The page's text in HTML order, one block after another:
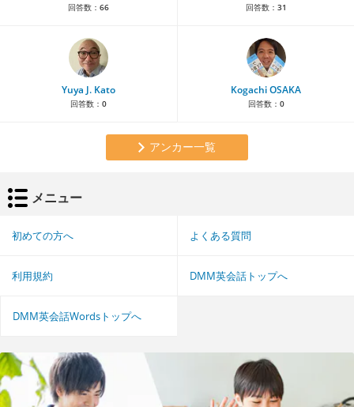
回答数： 66 回答数： 31
Yuya J. Kato
回答数： 0
Kogachi OSAKA
回答数： 0
アンカー一覧
メニュー
初めての方へ よくある質問
利用規約 DMM英会話トップへ
DMM英会話Wordsトップへ